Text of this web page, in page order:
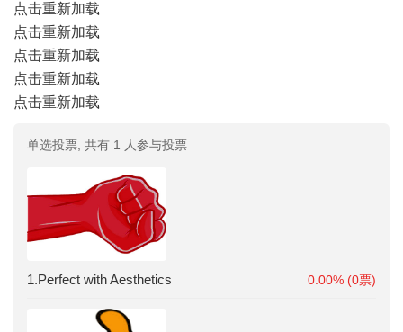
点击重新加载
点击重新加载
点击重新加载
点击重新加载
点击重新加载
单选投票, 共有 1 人参与投票
1.Perfect with Aesthetics 0.00% (0票)